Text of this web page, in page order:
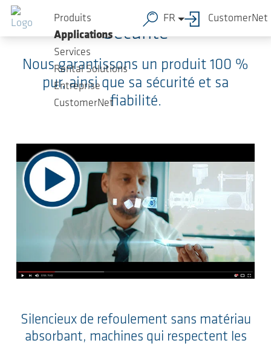
Sauter au contenu principal
Produits
Applications
Services
Rental Solutions
Entreprise
CustomerNet
FR CustomerNet
Sécurité
Nous garantissons un produit 100 %
pur, ainsi que sa sécurité et sa
fiabilité.
Silencieux de refoulement sans matériau
absorbant, machines qui respectent les